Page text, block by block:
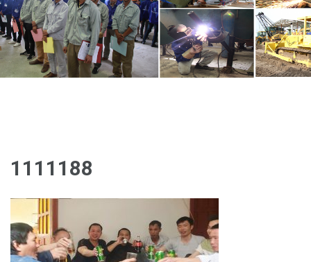
1111188